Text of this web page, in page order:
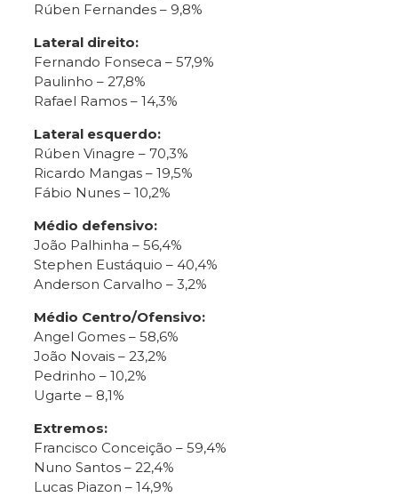
Rúben Fernandes – 9,8%
Lateral direito:
Fernando Fonseca – 57,9%
Paulinho – 27,8%
Rafael Ramos – 14,3%
Lateral esquerdo:
Rúben Vinagre – 70,3%
Ricardo Mangas – 19,5%
Fábio Nunes – 10,2%
Médio defensivo:
João Palhinha – 56,4%
Stephen Eustáquio – 40,4%
Anderson Carvalho – 3,2%
Médio Centro/Ofensivo:
Angel Gomes – 58,6%
João Novais – 23,2%
Pedrinho – 10,2%
Ugarte – 8,1%
Extremos:
Francisco Conceição – 59,4%
Nuno Santos – 22,4%
Lucas Piazon – 14,9%